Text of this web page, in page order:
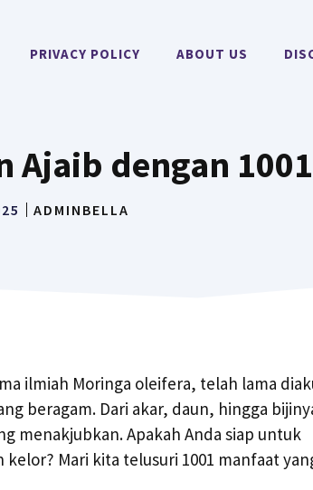
PRIVACY POLICY ABOUT US
Ajaib dengan
ADMINBELLA
ilmiah Moringa oleifera, telah lama
beragam. Dari akar, daun, hingga
menakjubkan. Apakah Anda siap untuk
Mari kita telusuri 1001 manfaat